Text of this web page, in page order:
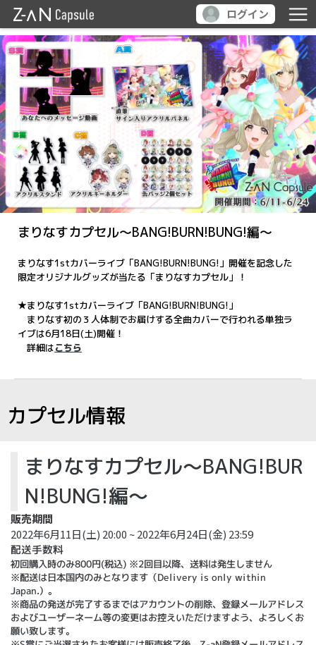
ログイン
まりなすカプセル～BANG!BURN!BUNG!編～
まりなす1stカバーライブ「BANG!BURN!BUNG!」開催を記念した
限定オリジナルグッズが当たる「まりなすカプセル」！
★まりなす1stカバーライブ「BANG!BURN!BUNG!」
まりなす初の３人体制でお届けする全曲カバーで行われる単独ラ
イブは6月18日(土)開催！
詳細はこちら
カプセル情報
まりなすカプセル～BANG!BUR
N!BUNG!編～
販売期間
2022年6月11日(土) 20:00 ~ 2022年6月24日(金) 23:59
配送手数料
初回購入時のみ800円(税込) ※2回目以降、送料は発生しません
※配送は日本国内のみとなります（Delivery is only within
Japan.）。
※商品の発送が完了するまではアカウントの削除、登録メールアドレス
およびユーザーネーム等の変更はお控えいただけますよう、よろしくお
願い致します。